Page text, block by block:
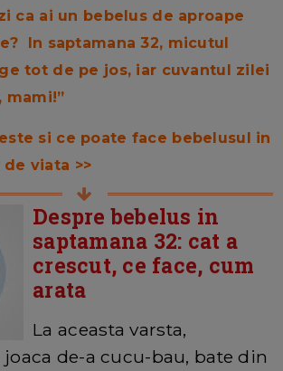
ca ai un bebelus de aproape
In saptamana 32, micutul
tot de pe jos, iar cuvantul zilei
mami!”
si ce poate face bebelusul in
viata >>
Despre bebelus in
saptamana 32: cat a
crescut, ce face, cum
arata
La aceasta varsta,
de-a cucu-bau, bate din